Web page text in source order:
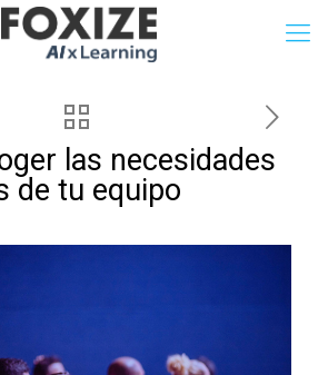
las necesidades
de tu equipo